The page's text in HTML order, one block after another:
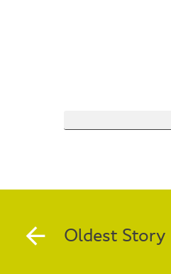
Oldest Story